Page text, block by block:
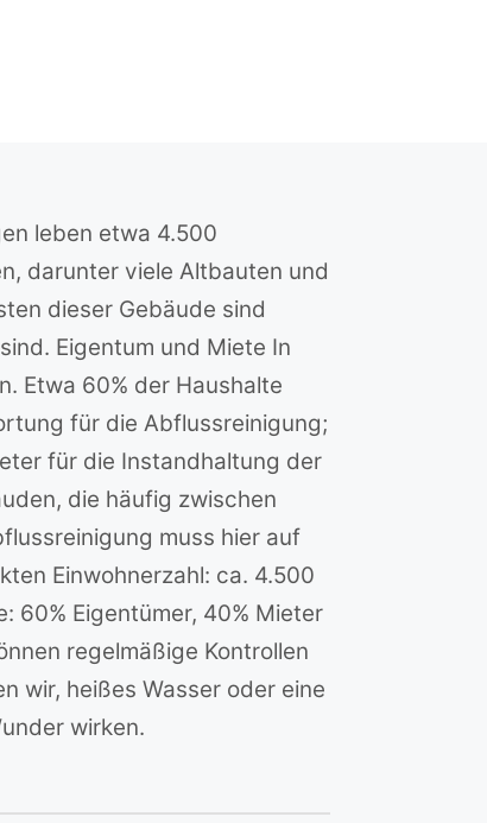
leben etwa 4.500
darunter viele Altbauten und
dieser Gebäude sind
Eigentum und Miete In
Etwa 60% der Haushalte
für die Abflussreinigung;
für die Instandhaltung der
die häufig zwischen
muss hier auf
Einwohnerzahl: ca. 4.500
60% Eigentümer, 40% Mieter
regelmäßige Kontrollen
wir, heißes Wasser oder eine
wirken.